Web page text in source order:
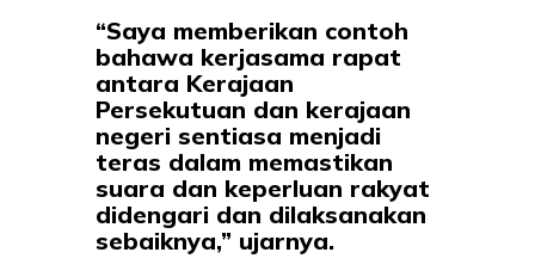
“Saya memberikan contoh
bahawa kerjasama rapat
antara Kerajaan
Persekutuan dan kerajaan
negeri sentiasa menjadi
teras dalam memastikan
suara dan keperluan rakyat
didengari dan dilaksanakan
sebaiknya,” ujarnya.